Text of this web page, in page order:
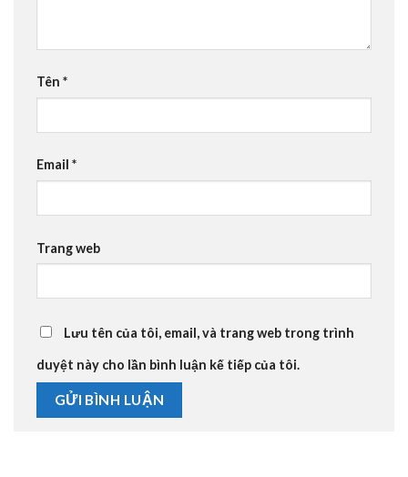
Tên *
Email *
Trang web
Lưu tên của tôi, email, và trang web trong trình
duyệt này cho lần bình luận kế tiếp của tôi.